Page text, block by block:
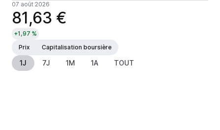
07 août 2026
81,63 €
+1,97 %
Prix
Capitalisation boursière
1J 7J 1M 1A TOUT